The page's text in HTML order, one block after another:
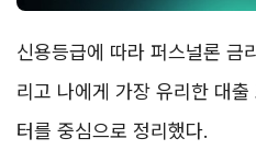
신용등급에 따라 퍼스널론 금
리고 나에게 가장 유리한 대출
터를 중심으로 정리했다.